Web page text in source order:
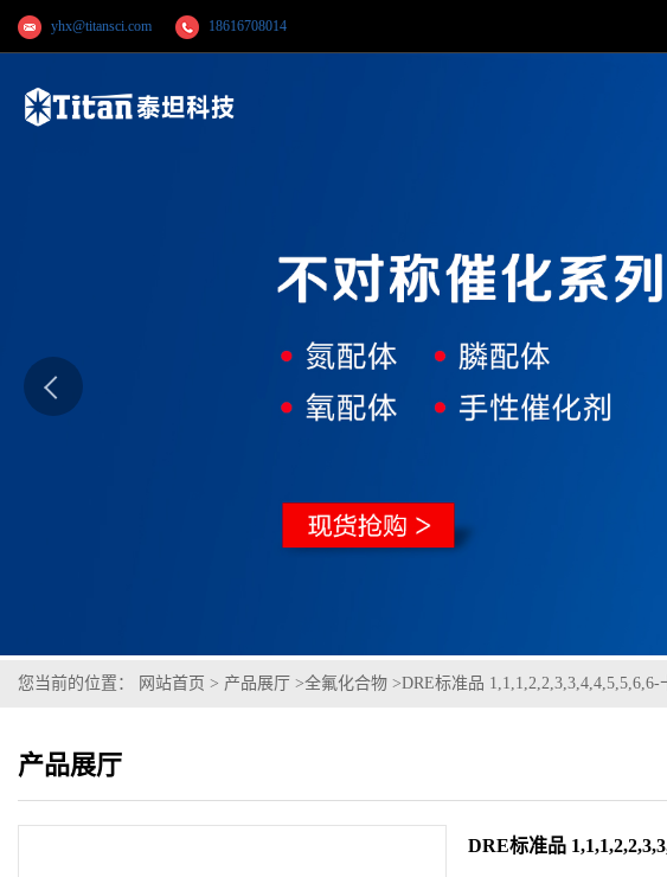
yhx@titansci.com 18616708014
您当前的位置： 网站首页 > 产品展厅 >全氟化合物 >DRE标准品
产品展厅
DRE标准品